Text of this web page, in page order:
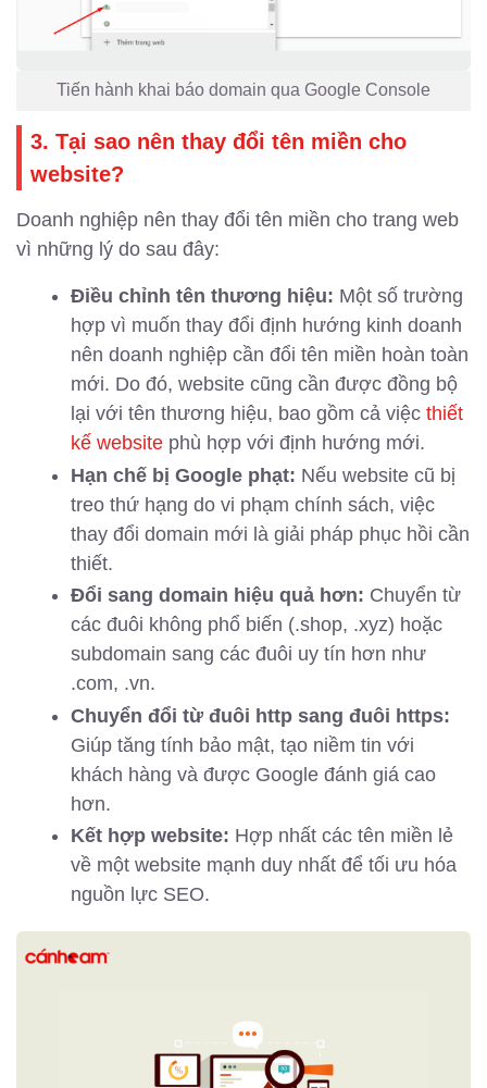
Tiến hành khai báo domain qua Google Console
3. Tại sao nên thay đổi tên miền cho
website?
Doanh nghiệp nên thay đổi tên miền cho trang web
vì những lý do sau đây:
Điều chỉnh tên thương hiệu: Một số trường
hợp vì muốn thay đổi định hướng kinh doanh
nên doanh nghiệp cần đổi tên miền hoàn toàn
mới. Do đó, website cũng cần được đồng bộ
lại với tên thương hiệu, bao gồm cả việc thiết
kế website phù hợp với định hướng mới.
Hạn chế bị Google phạt: Nếu website cũ bị
treo thứ hạng do vi phạm chính sách, việc
thay đổi domain mới là giải pháp phục hồi cần
thiết.
Đổi sang domain hiệu quả hơn: Chuyển từ
các đuôi không phổ biến (.shop, .xyz) hoặc
subdomain sang các đuôi uy tín hơn như
.com, .vn.
Chuyển đổi từ đuôi http sang đuôi https:
Giúp tăng tính bảo mật, tạo niềm tin với
khách hàng và được Google đánh giá cao
hơn.
Kết hợp website: Hợp nhất các tên miền lẻ
về một website mạnh duy nhất để tối ưu hóa
nguồn lực SEO.